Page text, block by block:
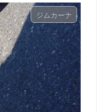
ジムカーナ